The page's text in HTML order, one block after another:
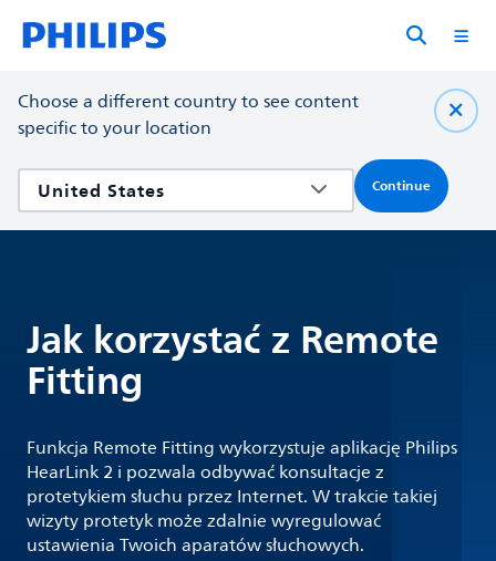
Choose a different country to see content
specific to your location
Continue
Jak korzystać z Remote
Fitting
Funkcja Remote Fitting wykorzystuje aplikację Philips
HearLink 2 i pozwala odbywać konsultacje z
protetykiem słuchu przez Internet. W trakcie takiej
wizyty protetyk może zdalnie wyregulować
ustawienia Twoich aparatów słuchowych.